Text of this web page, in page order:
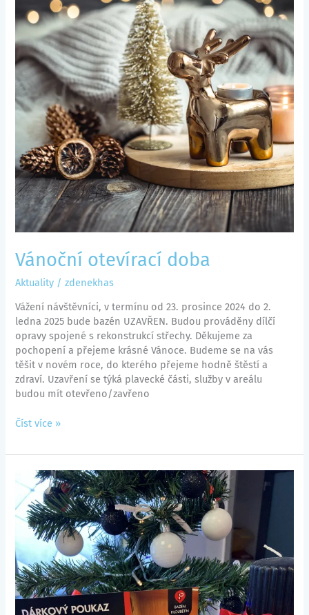
Vánoční otevírací doba
Aktuality /zdenekhas
Vážení návštěvníci, v termínu od 23. prosince 2024 do 2.
ledna 2025 bude bazén UZAVŘEN. Budou prováděny dílčí
opravy spojené s rekonstrukcí střechy. Děkujeme za
pochopení a přejeme krásné Vánoce. Budeme se na vás
těšit v novém roce, do kterého přejeme hodně štěstí a
zdraví. Uzavření se týká plavecké části, služby v areálu
budou mít otevřeno/zavřeno
Číst více »
Darujte
relax
svým
blízkým